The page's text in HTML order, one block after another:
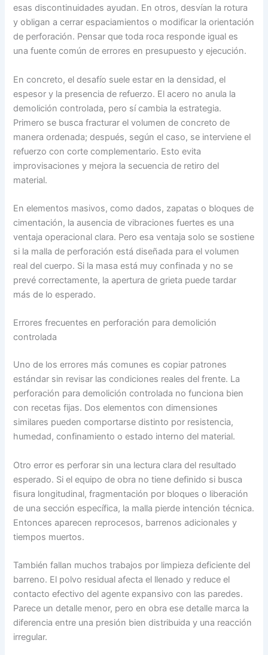
esas discontinuidades ayudan. En otros, desvían la rotura
y obligan a cerrar espaciamientos o modificar la orientación
de perforación. Pensar que toda roca responde igual es
una fuente común de errores en presupuesto y ejecución.
En concreto, el desafío suele estar en la densidad, el
espesor y la presencia de refuerzo. El acero no anula la
demolición controlada, pero sí cambia la estrategia.
Primero se busca fracturar el volumen de concreto de
manera ordenada; después, según el caso, se interviene el
refuerzo con corte complementario. Esto evita
improvisaciones y mejora la secuencia de retiro del
material.
En elementos masivos, como dados, zapatas o bloques de
cimentación, la ausencia de vibraciones fuertes es una
ventaja operacional clara. Pero esa ventaja solo se sostiene
si la malla de perforación está diseñada para el volumen
real del cuerpo. Si la masa está muy confinada y no se
prevé correctamente, la apertura de grieta puede tardar
más de lo esperado.
Errores frecuentes en perforación para demolición
controlada
Uno de los errores más comunes es copiar patrones
estándar sin revisar las condiciones reales del frente. La
perforación para demolición controlada no funciona bien
con recetas fijas. Dos elementos con dimensiones
similares pueden comportarse distinto por resistencia,
humedad, confinamiento o estado interno del material.
Otro error es perforar sin una lectura clara del resultado
esperado. Si el equipo de obra no tiene definido si busca
fisura longitudinal, fragmentación por bloques o liberación
de una sección específica, la malla pierde intención técnica.
Entonces aparecen reprocesos, barrenos adicionales y
tiempos muertos.
También fallan muchos trabajos por limpieza deficiente del
barreno. El polvo residual afecta el llenado y reduce el
contacto efectivo del agente expansivo con las paredes.
Parece un detalle menor, pero en obra ese detalle marca la
diferencia entre una presión bien distribuida y una reacción
irregular.